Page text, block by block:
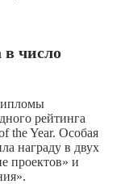
число
рейтинга
the Year. Особая
награду в двух
проектов» и